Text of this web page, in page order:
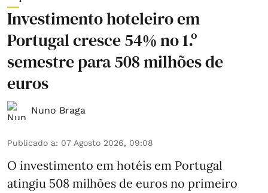
Investimento hoteleiro em
Portugal cresce 54% no 1.º
semestre para 508 milhões de
euros
Nuno Braga
Publicado a: 07 Agosto 2026, 09:08
O investimento em hotéis em Portugal
atingiu 508 milhões de euros no primeiro